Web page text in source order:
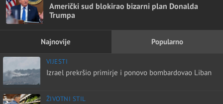
Američki sud blokirao bizarni plan Donalda
Trumpa
Najnovije Popularno
VIJESTI
Izrael prekršio primirje i ponovo bombardovao Liban
ŽIVOTNI STIL